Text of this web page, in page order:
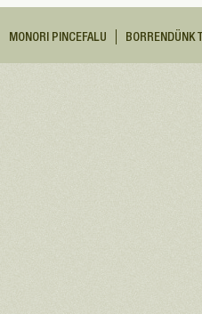
MONORI PINCEFALU BORRENDÜNK